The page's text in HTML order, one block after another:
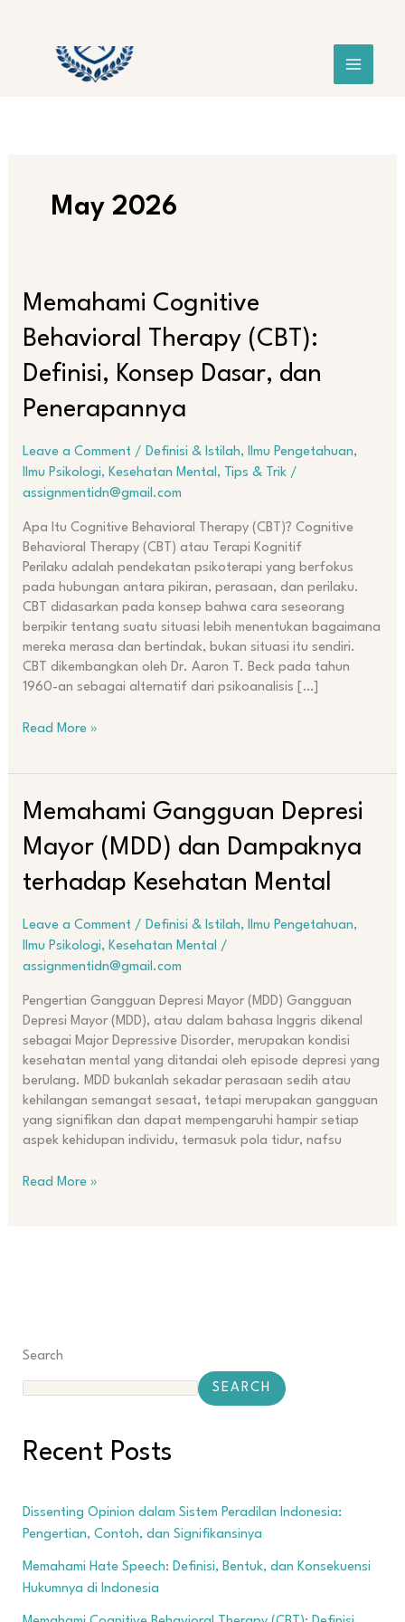
May 2026
Memahami Cognitive
Behavioral Therapy (CBT):
Definisi, Konsep Dasar, dan
Penerapannya
Leave a Comment / Definisi & Istilah, Ilmu Pengetahuan,
Ilmu Psikologi, Kesehatan Mental, Tips & Trik/
assignmentidn@gmail.com
Apa Itu Cognitive Behavioral Therapy (CBT)? Cognitive
Behavioral Therapy (CBT) atau Terapi Kognitif
Perilaku adalah pendekatan psikoterapi yang berfokus
pada hubungan antara pikiran, perasaan, dan perilaku.
CBT didasarkan pada konsep bahwa cara seseorang
berpikir tentang suatu situasi lebih menentukan bagaimana
mereka merasa dan bertindak, bukan situasi itu sendiri.
CBT dikembangkan oleh Dr. Aaron T. Beck pada tahun
1960-an sebagai alternatif dari psikoanalisis […]
Memahami
Behavioral
(CBT):
Definisi,
Konsep
dan
Penerapannya
Read More »
Memahami Gangguan Depresi
Mayor (MDD) dan Dampaknya
terhadap Kesehatan Mental
Leave a Comment / Definisi & Istilah, Ilmu Pengetahuan,
Ilmu Psikologi, Kesehatan Mental /
assignmentidn@gmail.com
Pengertian Gangguan Depresi Mayor (MDD) Gangguan
Depresi Mayor (MDD), atau dalam bahasa Inggris dikenal
sebagai Major Depressive Disorder, merupakan kondisi
kesehatan mental yang ditandai oleh episode depresi yang
berulang. MDD bukanlah sekadar perasaan sedih atau
kehilangan semangat sesaat, tetapi merupakan gangguan
yang signifikan dan dapat mempengaruhi hampir setiap
aspek kehidupan individu, termasuk pola tidur, nafsu
Memahami
Depresi
(MDD)
Dampaknya
terhadap
Kesehatan
Read More »
Search
SEARCH
Recent Posts
Dissenting Opinion dalam Sistem Peradilan Indonesia:
Pengertian, Contoh, dan Signifikansinya
Memahami Hate Speech: Definisi, Bentuk, dan Konsekuensi
Hukumnya di Indonesia